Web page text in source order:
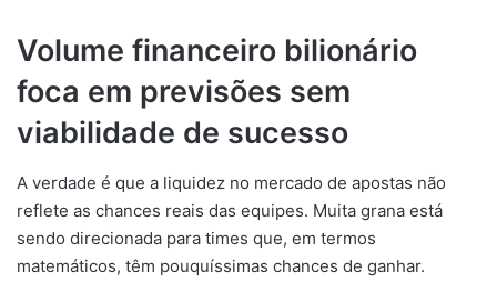
Volume financeiro bilionário
foca em previsões sem
viabilidade de sucesso
A verdade é que a liquidez no mercado de apostas não
reflete as chances reais das equipes. Muita grana está
sendo direcionada para times que, em termos
matemáticos, têm pouquíssimas chances de ganhar.